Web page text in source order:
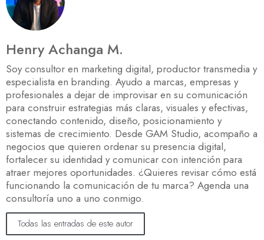
Henry Achanga M.
Soy consultor en marketing digital, productor transmedia y
especialista en branding. Ayudo a marcas, empresas y
profesionales a dejar de improvisar en su comunicación
para construir estrategias más claras, visuales y efectivas,
conectando contenido, diseño, posicionamiento y
sistemas de crecimiento. Desde GAM Studio, acompaño a
negocios que quieren ordenar su presencia digital,
fortalecer su identidad y comunicar con intención para
atraer mejores oportunidades. ¿Quieres revisar cómo está
funcionando la comunicación de tu marca? Agenda una
consultoría uno a uno conmigo.
Todas las entradas de este autor